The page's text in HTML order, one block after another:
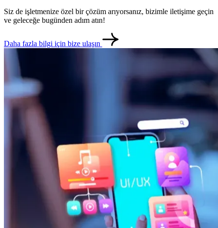
Siz de işletmenize özel bir çözüm arıyorsanız, bizimle iletişime geçin
ve geleceğe bugünden adım atın!
Daha fazla bilgi için bize ulaşın